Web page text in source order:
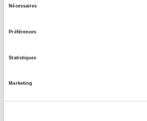
Nécessaires
Préférences
Statistiques
Marketing
Thierry Kamionka
Revue économique
00352764
français
Catégorie (éditeur)